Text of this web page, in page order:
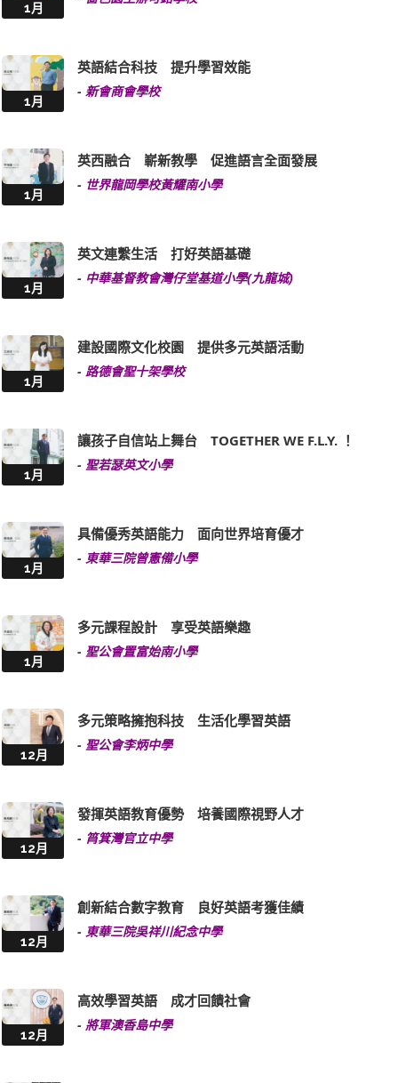
1月
1月
英語結合科技 提升學習效能
- 新會商會學校
1月
英西融合 嶄新教學 促進語言全面發展
- 世界龍岡學校黃耀南小學
1月
英文連繫生活 打好英語基礎
- 中華基督教會灣仔堂基道小學(九龍城)
1月
建設國際文化校園 提供多元英語活動
- 路德會聖十架學校
1月
讓孩子自信站上舞台 TOGETHER WE F.L.Y. ！
- 聖若瑟英文小學
1月
具備優秀英語能力 面向世界培育優才
- 東華三院曾憲備小學
1月
多元課程設計 享受英語樂趣
- 聖公會置富始南小學
12月
多元策略擁抱科技 生活化學習英語
- 聖公會李炳中學
12月
發揮英語教育優勢 培養國際視野人才
- 筲箕灣官立中學
12月
創新結合數字教育 良好英語考獲佳績
- 東華三院吳祥川紀念中學
12月
高效學習英語 成才回饋社會
- 將軍澳香島中學